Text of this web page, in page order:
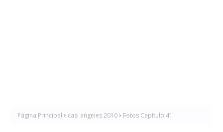
Página Principal casi angeles 2010 Fotos Capítulo 41